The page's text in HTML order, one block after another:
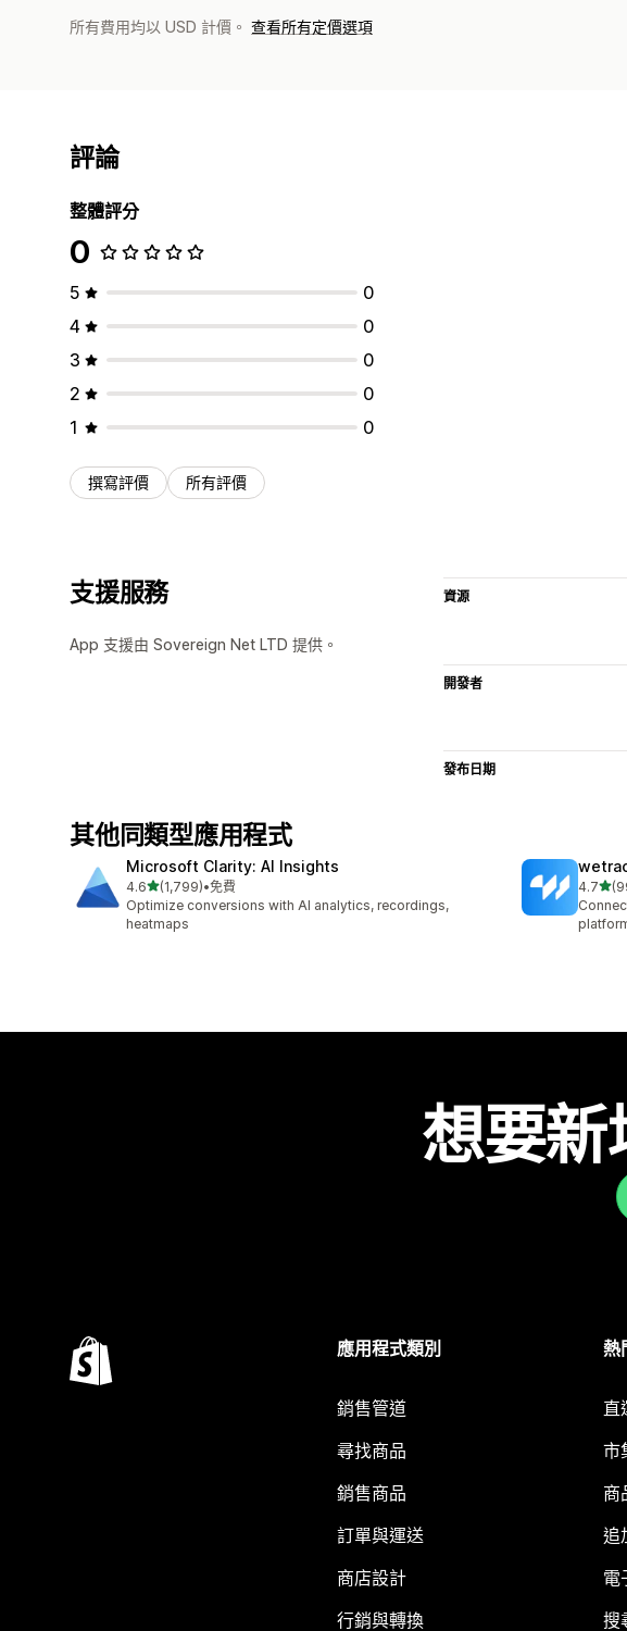
所有費用均以 USD 計價。 查看所有定價選項
評論
整體評分
0
5
0
4
0
3
0
2
0
1
0
撰寫評價 所有評價
支援服務
App 支援由 Sovereign Net LTD 提供。
資源
開發者
發布日期
其他同類型應用程式
Microsoft Clarity: AI Insights
4.6滿分 5 顆星
(1,799)
共有 1799 則評價
•免費
Optimize conversions with AI analytics, recordings,
heatmaps
4.7滿
共有 99
想要新
應用程式類別
銷售管道
尋找商品
銷售商品
訂單與運送
商店設計
行銷與轉換
熱
直
市
商
追
電
搜